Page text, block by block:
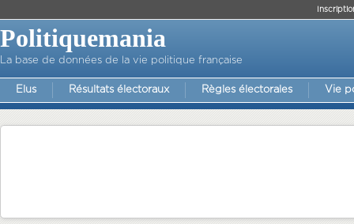
Politiquemania
La base de données de la vie politique française
Elus Résultats électoraux Règles électorales Vie